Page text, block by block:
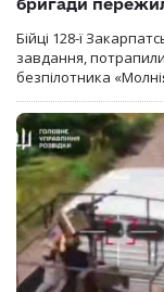
бригади
Бійці 128-ї
завдання,
безпілотника